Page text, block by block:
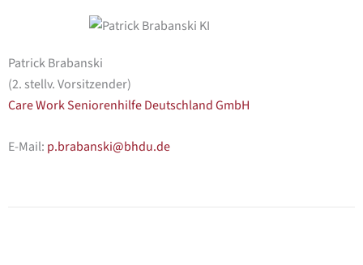
Patrick Brabanski
(2. stellv. Vorsitzender)
Care Work Seniorenhilfe Deutschland GmbH
E-Mail: p.brabanski@bhdu.de